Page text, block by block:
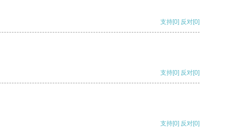
支持[0] 反对[0]
支持[0] 反对[0]
支持[0] 反对[0]